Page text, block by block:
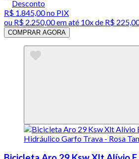
Desconto
R$ 1.845,00no PIX
ou R$ 2.250,00em até 10x de R$
COMPRAR AGORA